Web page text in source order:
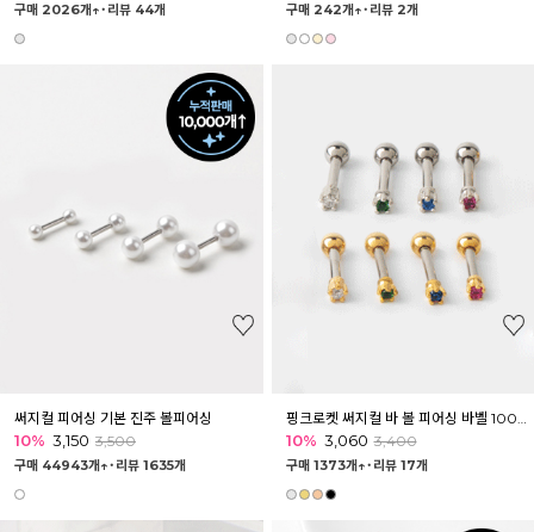
구매 2026개↑˙ 리뷰 44개 구매 242개↑˙ 리뷰 2개
써지컬 피어싱 기본 진주 볼피어싱
10% 3,150 3,500
구매 44943개↑˙ 리뷰 1635개
10% 3,060 3,400
구매 1373개↑˙ 리뷰 17개